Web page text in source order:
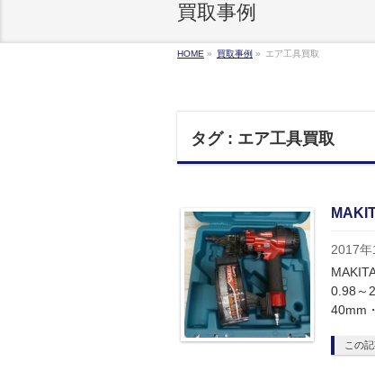
買取事例
HOME » 買取事例 » エア工具買取
タグ : エア工具買取
2017年
0.98～
40mm
この